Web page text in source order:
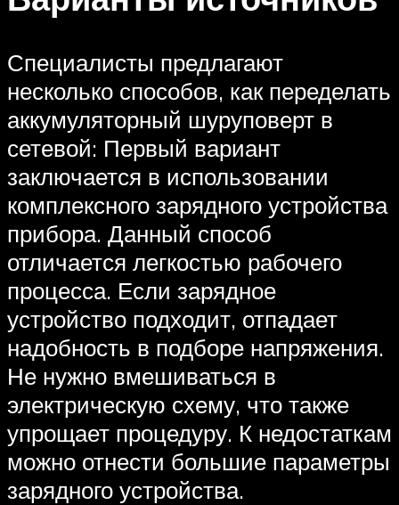
Специалисты предлагают
несколько способов, как переделать
аккумуляторный шуруповерт в
сетевой: Первый вариант
заключается в использовании
комплексного зарядного устройства
прибора. Данный способ
отличается легкостью рабочего
процесса. Если зарядное
устройство подходит, отпадает
надобность в подборе напряжения.
Не нужно вмешиваться в
электрическую схему, что также
упрощает процедуру. К недостаткам
можно отнести большие параметры
зарядного устройства.